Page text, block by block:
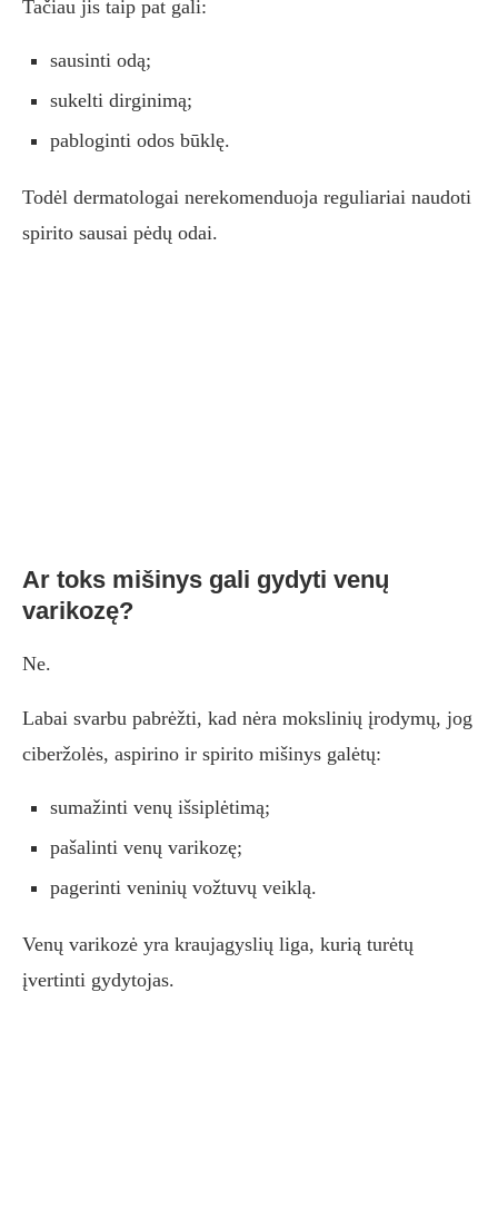
Tačiau jis taip pat gali:
sausinti odą;
sukelti dirginimą;
pabloginti odos būklę.
Todėl dermatologai nerekomenduoja reguliariai naudoti
spirito sausai pėdų odai.
Ar toks mišinys gali gydyti venų
varikozę?
Ne.
Labai svarbu pabrėžti, kad nėra mokslinių įrodymų, jog
ciberžolės, aspirino ir spirito mišinys galėtų:
sumažinti venų išsiplėtimą;
pašalinti venų varikozę;
pagerinti veninių vožtuvų veiklą.
Venų varikozė yra kraujagyslių liga, kurią turėtų
įvertinti gydytojas.